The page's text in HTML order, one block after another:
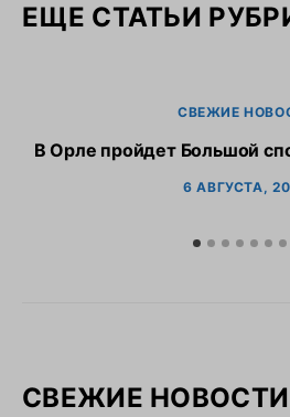
ЕЩЕ СТАТЬИ
СВЕЖИЕ
В Орле пройдет Большой
6 АВГУСТА,
СВЕЖИЕ НОВОСТИ